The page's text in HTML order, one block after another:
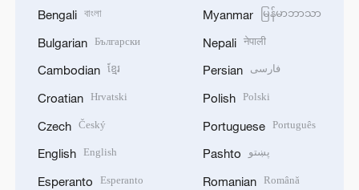
Bengali বাংলা
Bulgarian Български
Cambodian ខ្មែរ
Croatian Hrvatski
Czech Český
English English
Esperanto Esperanto
Myanmar မြန်မာဘာသာ
Nepali नेपाली
Persian فارسی
Polish Polski
Portuguese Português
Pashto پښتو
Romanian Română